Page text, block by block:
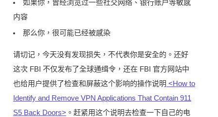
如果你，曾经浏览过一些社交网络、银行账户等敏感
内容
那么你，很可能已经被感染
请切记，今天没有发现损失，不代表你是安全的。还好
这次 FBI 不仅发布了全球通缉令，还在 FBI 官方网站中
也给用户提供了检查和屏蔽这个影响的操作说明 <How to
Identify and Remove VPN Applications That Contain 911
S5 Back Doors> 。赶紧用这个说明去检查一下自己的电